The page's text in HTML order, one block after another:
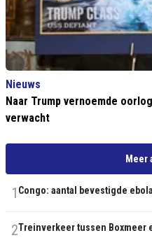
Nieuws
Naar Trump vernoemde
verwacht
Meer
1 Congo: aantal bevestigde
2Treinverkeer tussen Boxmeer